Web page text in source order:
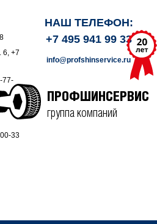
6, +7
77-
33
НАШ ТЕЛЕФОН:
+7 495 941 99 33
info@profshinservice.ru
ПРОФШИНСЕРВИС
группа компаний